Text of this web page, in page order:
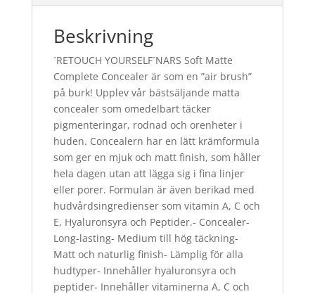
Beskrivning
´RETOUCH YOURSELF´NARS Soft Matte
Complete Concealer är som en ”air brush”
på burk! Upplev vår bästsäljande matta
concealer som omedelbart täcker
pigmenteringar, rodnad och orenheter i
huden. Concealern har en lätt krämformula
som ger en mjuk och matt finish, som håller
hela dagen utan att lägga sig i fina linjer
eller porer. Formulan är även berikad med
hudvårdsingredienser som vitamin A, C och
E, Hyaluronsyra och Peptider.- Concealer-
Long-lasting- Medium till hög täckning-
Matt och naturlig finish- Lämplig för alla
hudtyper- Innehåller hyaluronsyra och
peptider- Innehåller vitaminerna A, C och